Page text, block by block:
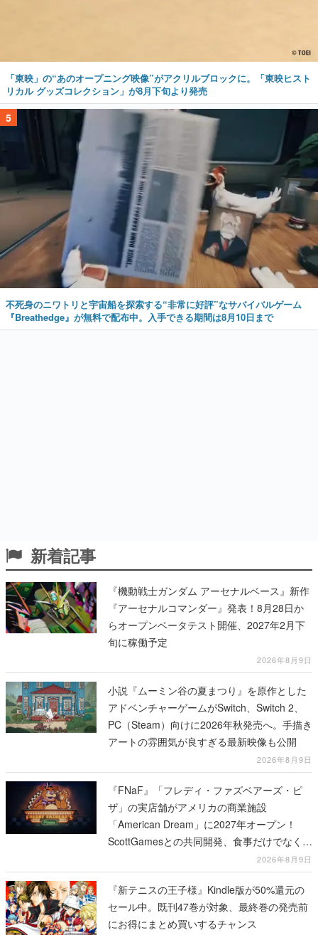
「東映」の“あのオープニング映像”がアクリルブロックに。「東映ヒスト
リカル グッズコレクション」が8月下旬より発売
5
不死身のニワトリと宇宙船を探索する“非常に好評”なサバイバルゲーム
『Breathedge』が無料で配布中。入手できる期間は8月10日まで
新着記事
『機動戦士ガンダム アーセナルベース』新作
『アーセナルコマンダー』発表！8月28日か
らオープンベータテスト開催、2027年2月下
旬に稼働予定
2026年8月9日
小説『ムーミン谷の夏まつり』を原作とした
アドベンチャーゲームがSwitch、Switch 2、
PC（Steam）向けに2026年秋発売へ。手描き
アートの雰囲気が良すぎる最新映像も公開
2026年8月9日
『FNaF』「フレディ・ファズベアーズ・ピ
ザ」の実店舗がアメリカの商業施設
「American Dream」に2027年オープン！
ScottGamesとの共同開発、食事だけでなくス
テージショーや没入型のホラー体験も楽しめ
る
2026年8月9日
『新テニスの王子様』Kindle版が50%還元の
セール中。既刊47巻が対象、最終巻の発売前
にお得にまとめ買いするチャンス